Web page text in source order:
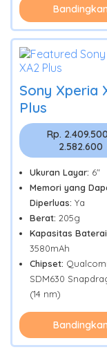
Bandingkan
Sony Xperia
Plus
Rp.
2.582.600
Ukuran Layar: 6"
Memori yang
Diperluas: Ya
Berat: 205g
Kapasitas
3580mAh
Chipset:
SDM630
(14 nm)
Bandingkan